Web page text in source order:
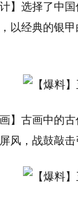
计】选择了中
以经典的银
画】古画中的
风，战鼓敲